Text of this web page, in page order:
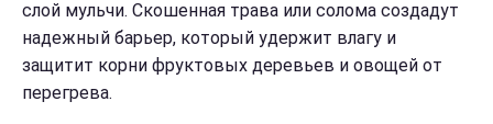
слой мульчи. Скошенная трава или солома создадут
надежный барьер, который удержит влагу и
защитит корни фруктовых деревьев и овощей от
перегрева.